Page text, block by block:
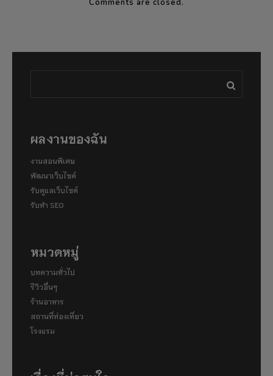
Comments are closed.
ผลงานของฉัน
งานสอนพิเศษ
พัฒนาเว็บไซต์
รับดูแลเว็บไซต์
รับทำ SEO
หมวดหมู่
บทความทั่วไป
รีวิวอื่นๆ
ร้านอาหาร
สถานที่ท่องเที่ยว
โรงแรม